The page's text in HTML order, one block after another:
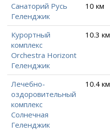
Санаторий Русь
Геленджик
10 км
Курортный
комплекс
Orchestra Horizont
Геленджик
10.3 км
Лечебно-
оздоровительный
комплекс
Солнечная
Геленджик
10.4 км